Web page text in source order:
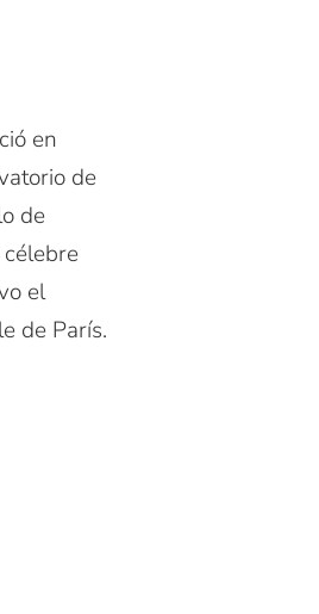
en
de
de
el
de París.